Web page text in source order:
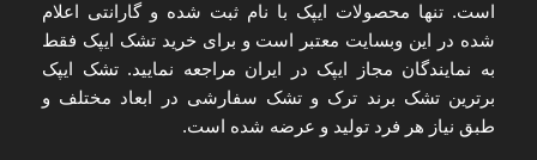
است. تنها محصولات ایپک با نام ثبت شده و گارانتی اعلام
شده در این وبسایت معتبر است و برایخرید تشک ایپک فقط
به نمایندگان مجاز ایپک در ایران مراجعه نمایید. تشک ایپک
برترین تشک برند ترک و تشک سفارشی در ابعاد مختلف و
طبق نیاز هر فرد تولید و عرضه شده است.